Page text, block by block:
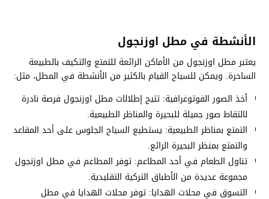
الأنشطة في مطل اوزنجول
يعتبر مطل اوزنجول من الأماكن الرائعة للتمتع والتكيف بالطبيعة
الساحرة. ويمكن للسياح القيام بالكثير من الأنشطة في المطل، مثل:
أخذ الصور الفوتوغرافية: تتيح إطلالات مطل اوزنجول فرصة نادرة
لالتقاط صور جميلة للبحيرة والمناظر الطبيعية.
التمتع بمناظر الطبيعية: يستطيع السياح الجلوس على أحد المقاعد
والتمتع بمنظر البحيرة الرائع.
تناول الطعام في أحد المطاعم: توفر المطاعم في مطل اوزنجول
مجموعة عديدة من الأطباق التركية التقليدية.
التسوق في محلات الهدايا: توفر محلات الهدايا في مطل